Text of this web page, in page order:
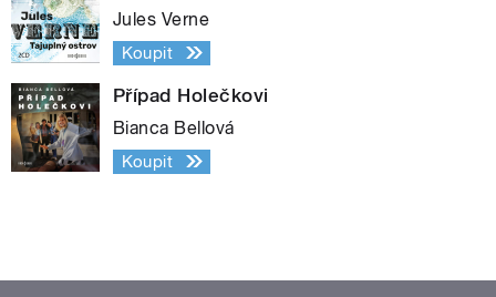
Jules Verne
Koupit
Případ Holečkovi
Bianca Bellová
Koupit